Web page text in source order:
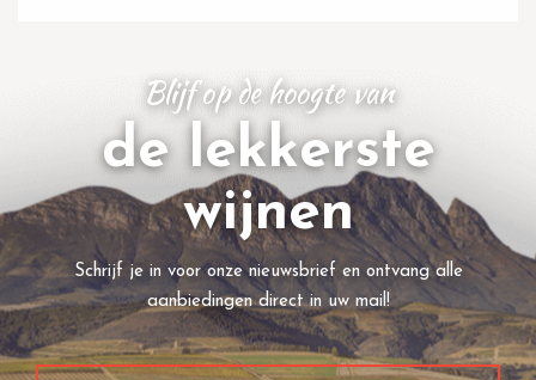
Blijf op de hoogte van
de lekkerste
wijnen
Schrijf je in voor onze nieuwsbrief en ontvang alle
aanbiedingen direct in uw mail!